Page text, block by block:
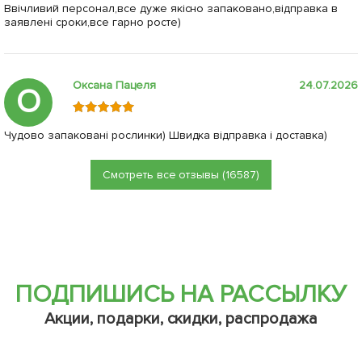
Ввічливий персонал,все дуже якісно запаковано,відправка в
заявлені сроки,все гарно росте)
О Оксана Пацеля 24.07.2026
Чудово запаковані рослинки) Швидка відправка і доставка)
Смотреть все отзывы (16587)
ПОДПИШИСЬ НА РАССЫЛКУ
Акции, подарки, скидки, распродажа